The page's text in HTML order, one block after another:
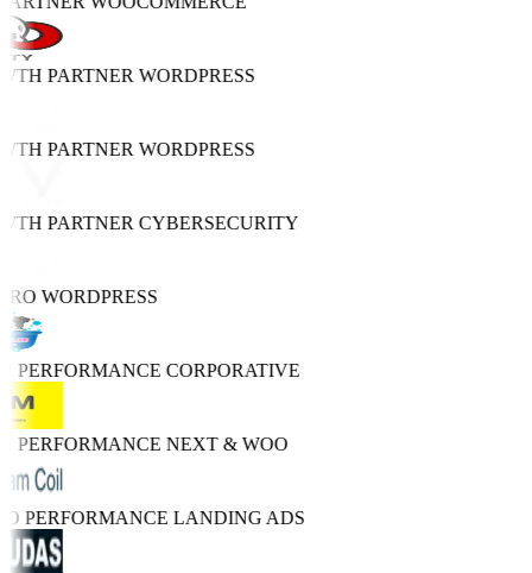
PARTNERWORDPRESS
PARTNERWORDPRESS
PARTNERCYBERSECURITY
WORDPRESS
PERFORMANCECORPORATIVE
PERFORMANCENEXT & WOO
PERFORMANCELANDING ADS